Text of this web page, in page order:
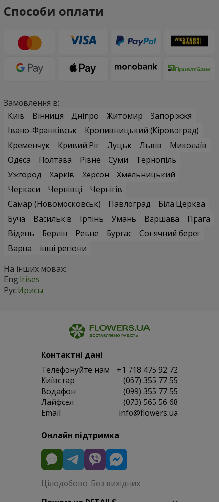
Способи оплати
Замовлення в:
Київ
Вінниця Дніпро Житомир
Запоріжжя
Івано-Франківськ
Кропивницький (Кіровоград)
Кременчук
Кривий Ріг Луцьк Львів
Миколаїв
Одеса
Полтава Рівне Суми
Тернопіль
Ужгород
Харків Херсон
Хмельницький
Черкаси
Чернівці
Чернігів
Самар (Новомосковськ)
Павлоград
Біла Церква
Буча
Васильків Ірпінь Умань Варшава
Прага
Відень
Берлін Ревне Бургас
Сонячний берег
Варна
інші регіони
На інших мовах:
Eng:Irises
Рус:Ирисы
Контактні дані
Телефонуйте нам
+1 718 475 92 72
Київстар
(067) 355 77 55
Водафон
(099) 355 77 55
Лайфсел
(073) 565 56 68
Email
info@flowers.ua
Онлайн підтримка
Цілодобово. Без вихідних